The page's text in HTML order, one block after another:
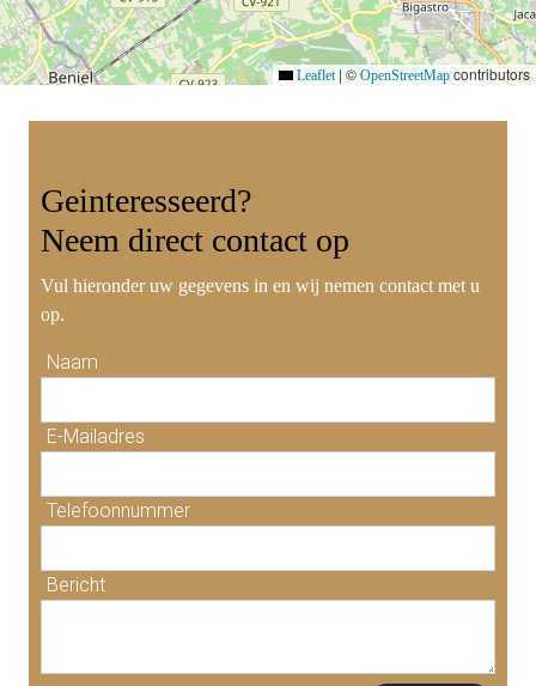
Leaflet | © OpenStreetMap contributors
Geinteresseerd?
Neem direct contact op
Vul hieronder uw gegevens in en wij nemen contact met u
op.
Naam
E-Mailadres
Telefoonnummer
Bericht